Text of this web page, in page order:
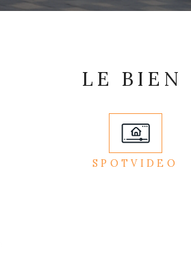
LE BIEN
SPOTVIDEO